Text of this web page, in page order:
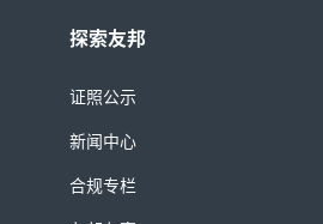
探索友邦
证照公示
新闻中心
合规专栏